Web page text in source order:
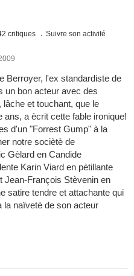
critiques Suivre son activité
Berroyer, l'ex standardiste de
un bon acteur avec des
lâche et touchant, que le
ans, a ècrit cette fable ironique!
d'un "Forrest Gump" à la
notre sociètè de
Gèlard en Candide
Karin Viard en pètillante
Jean-François Stèvenin en
satire tendre et attachante qui
la naïvetè de son acteur